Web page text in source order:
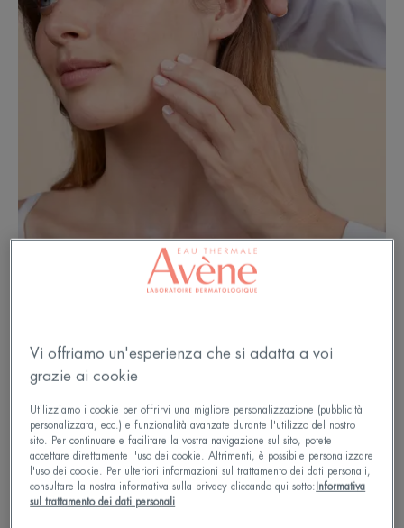
A: Neonato 1: Ipoderma B: Bambino piccolo 2:
Neonati e bambini piccoli:
prendersi cura della pelle fragile
Perché la pelle dei neonati è così delicata? Perché è
circa il 30% più sottile della pelle adulta. Di
Vi offriamo un'esperienza che si adatta a voi
grazie ai cookie
Utilizziamo i cookie per offrirvi una migliore personalizzazione (pubblicità
personalizzata, ecc.) e funzionalità avanzate durante l'utilizzo del nostro
sito. Per continuare e facilitare la vostra navigazione sul sito, potete
accettare direttamente l'uso dei cookie. Altrimenti, è possibile personalizzare
l'uso dei cookie. Per ulteriori informazioni sul trattamento dei dati personali,
consultare la nostra informativa sulla privacy cliccando qui sotto: Informativa
sul trattamento dei dati personali